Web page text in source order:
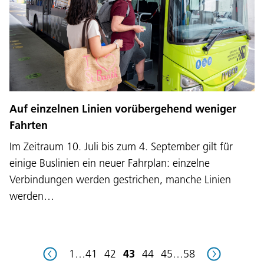
Sprache:
Impressum
Privacy und Cookie Policy
Nutzungsbedingungen Beschwerden
Jobs
Auf einzelnen Linien vorübergehend weniger
Fahrten
Im Zeitraum 10. Juli bis zum 4. September gilt für
einige Buslinien ein neuer Fahrplan: einzelne
Verbindungen werden gestrichen, manche Linien
werden…
1 …41 42 43 44 45…58